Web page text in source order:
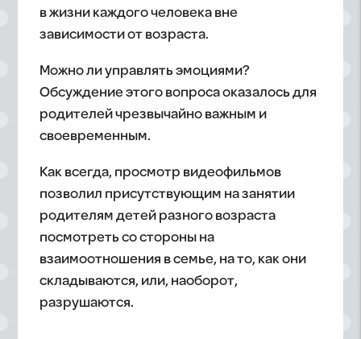
в жизни каждого человека вне
зависимости от возраста.
Можно ли управлять эмоциями?
Обсуждение этого вопроса оказалось для
родителей чрезвычайно важным и
своевременным.
Как всегда, просмотр видеофильмов
позволил присутствующим на занятии
родителям детей разного возраста
посмотреть со стороны на
взаимоотношения в семье, на то, как они
складываются, или, наоборот,
разрушаются.